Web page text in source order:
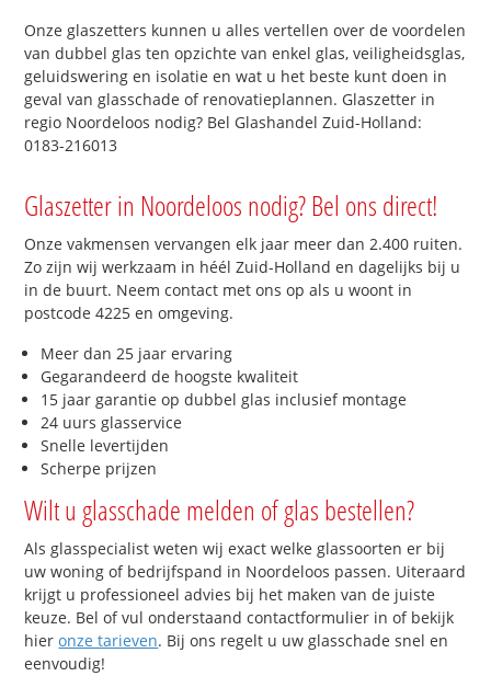
Onze glaszetters kunnen u alles vertellen over de voordelen
van dubbel glas ten opzichte van enkel glas, veiligheidsglas,
geluidswering en isolatie en wat u het beste kunt doen in
geval van glasschade of renovatieplannen. Glaszetter in
regio Noordeloos nodig? Bel Glashandel Zuid-Holland:
0183-216013
Glaszetter in Noordeloos nodig? Bel ons direct!
Onze vakmensen vervangen elk jaar meer dan 2.400 ruiten.
Zo zijn wij werkzaam in héél Zuid-Holland en dagelijks bij u
in de buurt. Neem contact met ons op als u woont in
postcode 4225 en omgeving.
Meer dan 25 jaar ervaring
Gegarandeerd de hoogste kwaliteit
15 jaar garantie op dubbel glas inclusief montage
24 uurs glasservice
Snelle levertijden
Scherpe prijzen
Wilt u glasschade melden of glas bestellen?
Als glasspecialist weten wij exact welke glassoorten er bij
uw woning of bedrijfspand in Noordeloos passen. Uiteraard
krijgt u professioneel advies bij het maken van de juiste
keuze. Bel of vul onderstaand contactformulier in of bekijk
hieronze tarieven. Bij ons regelt u uw glasschade snel en
eenvoudig!